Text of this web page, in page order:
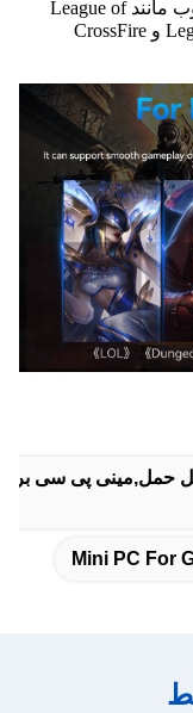
این می‌تواند از گیم‌پلی روان بازی‌های محبوب مانند League of
Legends، Blade & Soul، Dungeon and Fighter و CrossFire
حمل,مینی پی سی
Mini PC For